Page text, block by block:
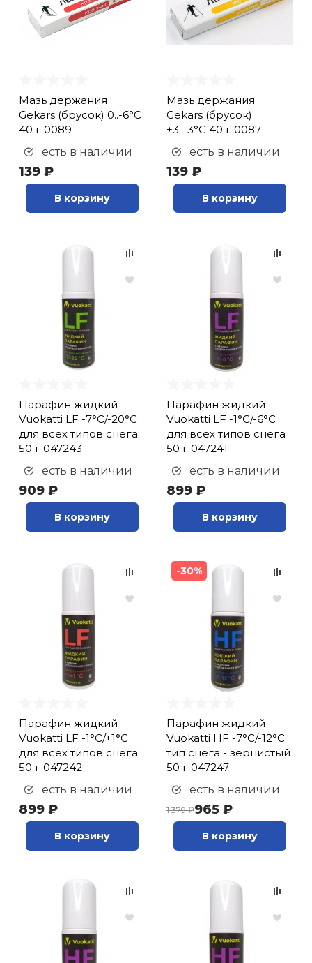
Ролики для
Утяжелители
Эспандеры и
Аксессуары
йоги
Медболы
Пояса
и тренерский
оборудование
Мазь держания
Gekars (брусок) 0..-6°С
40 г 0089
есть в наличии
139 ₽
В корзину
Мазь держания
Gekars (брусок)
+3..-3°С 40 г 0087
есть в наличии
139 ₽
В корзину
Парафин жидкий
Vuokatti LF -7°С/-20°С
для всех типов снега
50 г 047243
есть в наличии
909 ₽
В корзину
Парафин жидкий
Vuokatti LF -1°С/-6°С
для всех типов снега
50 г 047241
есть в наличии
899 ₽
В корзину
Парафин жидкий
Vuokatti LF -1°С/+1°С
для всех типов снега
50 г 047242
есть в наличии
899 ₽
В корзину
-30%
Парафин жидкий
Vuokatti HF -7°С/-12°С
тип снега - зернистый
50 г 047247
есть в наличии
1 379 ₽965 ₽
В корзину